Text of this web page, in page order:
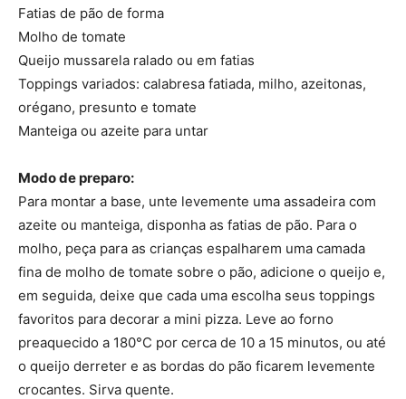
Fatias de pão de forma
Molho de tomate
Queijo mussarela ralado ou em fatias
Toppings variados: calabresa fatiada, milho, azeitonas,
orégano, presunto e tomate
Manteiga ou azeite para untar
Modo de preparo:
Para montar a base, unte levemente uma assadeira com
azeite ou manteiga, disponha as fatias de pão. Para o
molho, peça para as crianças espalharem uma camada
fina de molho de tomate sobre o pão, adicione o queijo e,
em seguida, deixe que cada uma escolha seus toppings
favoritos para decorar a mini pizza. Leve ao forno
preaquecido a 180°C por cerca de 10 a 15 minutos, ou até
o queijo derreter e as bordas do pão ficarem levemente
crocantes. Sirva quente.